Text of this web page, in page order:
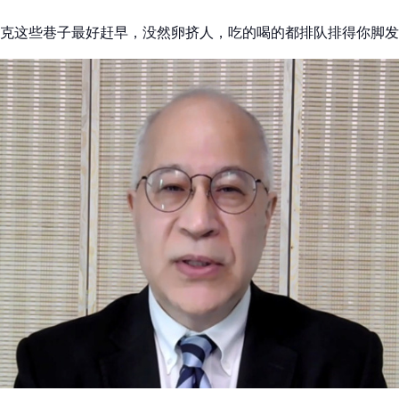
这些巷子最好赶早，没然卵挤人，吃的喝的都排队排得你脚